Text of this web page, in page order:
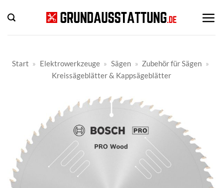
Inhalt
springen
Start » Elektrowerkzeuge » Sägen » Zubehör für Sägen »
Kreissägeblätter & Kappsägeblätter